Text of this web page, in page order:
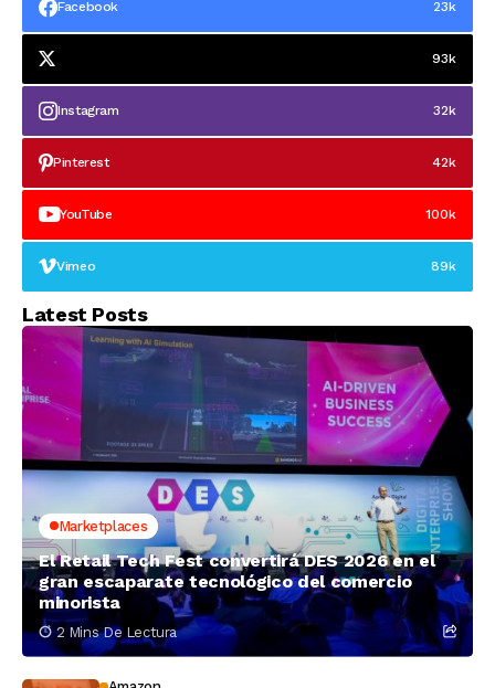
Facebook 23k
93k
Instagram 32k
Pinterest 42k
YouTube 100k
Vimeo 89k
Latest Posts
Marketplaces
El Retail Tech Fest convertirá DES 2026 en el
gran escaparate tecnológico del comercio
minorista
2 Mins De Lectura